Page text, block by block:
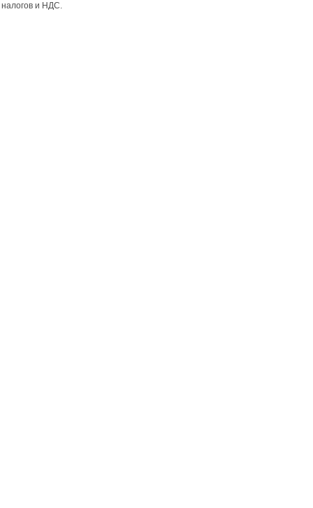
налогов и НДС.